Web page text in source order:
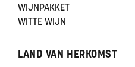
WIJNPAKKET
WITTE WIJN
LAND VAN HERKOMST